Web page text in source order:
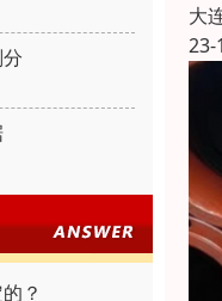
？
大
23-